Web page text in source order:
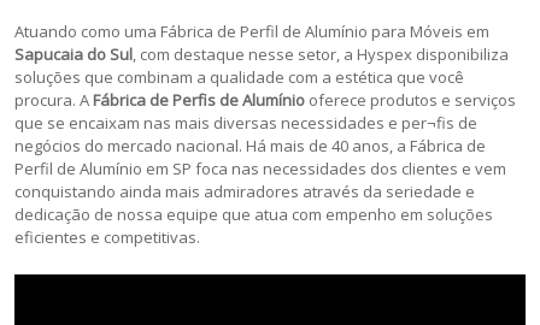
Atuando como uma Fábrica de Perfil de Alumínio para Móveis em
Sapucaia do Sul, com destaque nesse setor, a Hyspex disponibiliza
soluções que combinam a qualidade com a estética que você
procura. A Fábrica de Perfis de Alumínio oferece produtos e serviços
que se encaixam nas mais diversas necessidades e per¬fis de
negócios do mercado nacional. Há mais de 40 anos, a Fábrica de
Perfil de Alumínio em SP foca nas necessidades dos clientes e vem
conquistando ainda mais admiradores através da seriedade e
dedicação de nossa equipe que atua com empenho em soluções
eficientes e competitivas.